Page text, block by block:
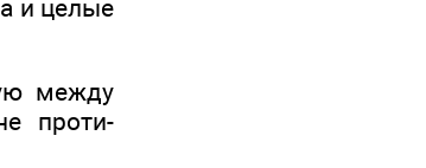
и целые
между
проти­